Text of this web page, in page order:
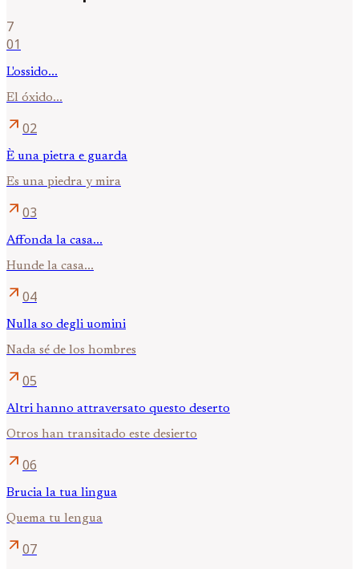
7
01
L'ossido...
El óxido...
arrow_outward 02
È una pietra e guarda
Es una piedra y mira
arrow_outward 03
Affonda la casa...
Hunde la casa...
arrow_outward 04
Nulla so degli uomini
Nada sé de los hombres
arrow_outward 05
Altri hanno attraversato questo deserto
Otros han transitado este desierto
arrow_outward 06
Brucia la tua lingua
Quema tu lengua
arrow_outward 07